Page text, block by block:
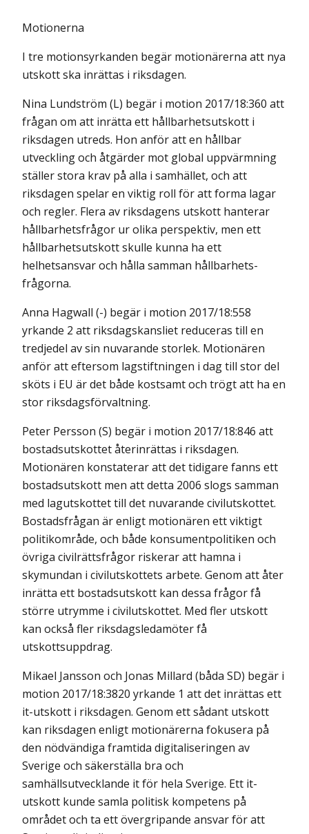
Motionerna
I tre motionsyrkanden begär motionärerna att nya
utskott ska inrättas i riksdagen.
Nina Lundström (L) begär i motion 2017/18:360 att
frågan om att inrätta ett hållbarhetsutskott i
riksdagen utreds. Hon anför att en hållbar
utveckling och åtgärder mot global uppvärmning
ställer stora krav på alla i samhället, och att
riksdagen spelar en viktig roll för att forma lagar
och regler. Flera av riks­dagens utskott hanterar
hållbarhetsfrågor ur olika perspektiv, men ett
hållbar­hetsutskott skulle kunna ha ett
helhetsansvar och hålla samman hållbarhets­
frågorna.
Anna Hagwall (-) begär i motion 2017/18:558
yrkande 2 att riksdags­kansliet reduceras till en
tredjedel av sin nuvarande storlek. Motionären
anför att eftersom lagstiftningen i dag till stor del
sköts i EU är det både kostsamt och trögt att ha en
stor riksdagsförvaltning.
Peter Persson (S) begär i motion 2017/18:846 att
bostadsutskottet återinrättas i riksdagen.
Motionären konstaterar att det tidigare fanns ett
bostadsutskott men att detta 2006 slogs samman
med lagutskottet till det nuvarande civilutskottet.
Bostadsfrågan är enligt motionären ett viktigt
politik­område, och både konsumentpolitiken och
övriga civilrättsfrågor riskerar att hamna i
skymundan i civilutskottets arbete. Genom att åter
inrätta ett bostadsutskott kan dessa frågor få
större utrymme i civilutskottet. Med fler utskott
kan också fler riksdagsledamöter få
utskottsuppdrag.
Mikael Jansson och Jonas Millard (båda SD) begär i
motion 2017/18:3820 yrkande 1 att det inrättas ett
it-utskott i riksdagen. Genom ett sådant utskott
kan riksdagen enligt motionärerna fokusera på
den nödvändiga framtida digitaliseringen av
Sverige och säkerställa bra och
samhällsutvecklande it för hela Sverige. Ett it-
utskott kunde samla politisk kompetens på
området och ta ett övergripande ansvar för att